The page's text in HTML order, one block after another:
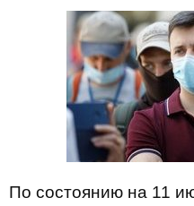
По состоянию на 11